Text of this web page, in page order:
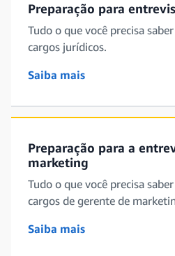
Preparação para
Tudo o que você precisa
cargos jurídicos.
Saiba mais
Preparação para a
marketing
Tudo o que você precisa
cargos de gerente de
Saiba mais